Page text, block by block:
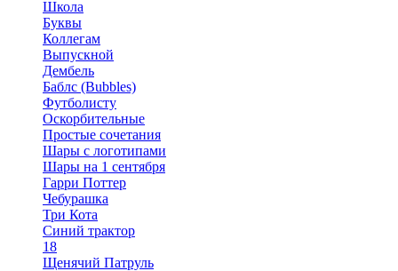
Школа
Буквы
Коллегам
Выпускной
Дембель
Баблс (Bubbles)
Футболисту
Оскорбительные
Простые сочетания
Шары с логотипами
Шары на 1 сентября
Гарри Поттер
Чебурашка
Три Кота
Синий трактор
18
Щенячий Патруль